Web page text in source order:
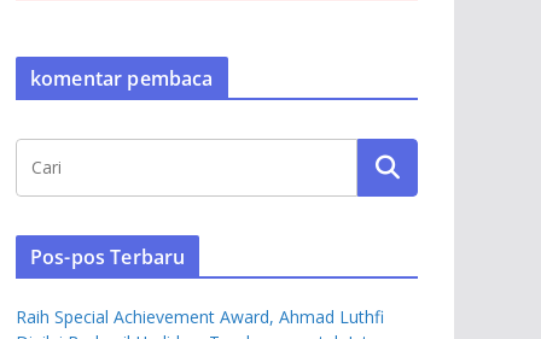
komentar pembaca
Pos-pos Terbaru
Raih Special Achievement Award, Ahmad Luthfi